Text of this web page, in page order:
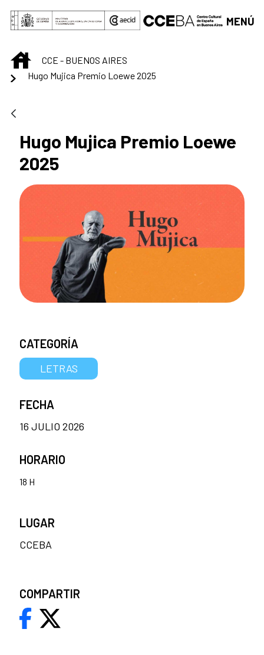
Saltar al contenido principal
MENÚ
INICIOCCE - BUENOS AIRES
Hugo Mujica Premio Loewe 2025
Hugo Mujica Premio Loewe
2025
CATEGORÍA
LETRAS
FECHA
16 JULIO 2026
HORARIO
18 H
LUGAR
CCEBA
COMPARTIR